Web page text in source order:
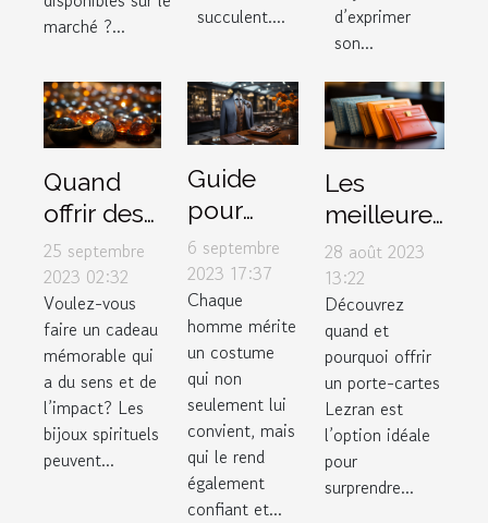
marché ?...
succulent....
d’exprimer
son...
Quand
offrir des
bijoux
spirituels
pour
maximiser
leur
impact
25 septembre
2023 02:32
Voulez-vous
faire un cadeau
mémorable qui
a du sens et de
l’impact? Les
bijoux spirituels
peuvent...
Guide
pour
choisir le
costume
parfait
dans un
magasin
de luxe
6 septembre
2023 17:37
Chaque
homme mérite
un costume
qui non
seulement lui
convient, mais
qui le rend
également
confiant et...
Les
meilleures
occasions
pour offrir
un porte-
cartes
Lezran
28 août 2023
13:22
Découvrez
quand et
pourquoi offrir
un porte-cartes
Lezran est
l’option idéale
pour
surprendre...